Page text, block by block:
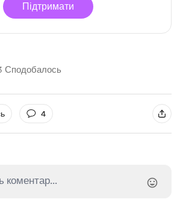
Підтримати
Сподобалось
4